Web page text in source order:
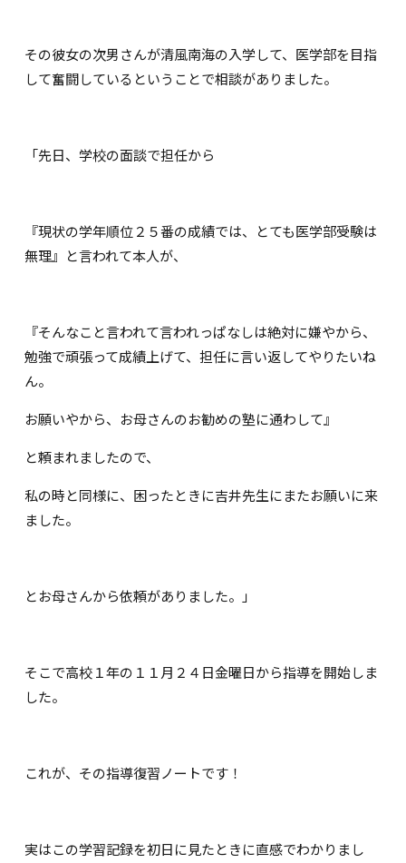
その彼女の次男さんが清風南海の入学して、医学部を目指
して奮闘しているということで相談がありました。
「先日、学校の面談で担任から
『現状の学年順位２５番の成績では、とても医学部受験は
無理』と言われて本人が、
『そんなこと言われて言われっぱなしは絶対に嫌やから、
勉強で頑張って成績上げて、担任に言い返してやりたいね
ん。
お願いやから、お母さんのお勧めの塾に通わして』
と頼まれましたので、
私の時と同様に、困ったときに吉井先生にまたお願いに来
ました。
とお母さんから依頼がありました。」
そこで高校１年の１１月２４日金曜日から指導を開始しま
した。
これが、その指導復習ノートです！
実はこの学習記録を初日に見たときに直感でわかりまし